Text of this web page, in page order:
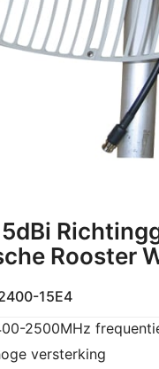
Rooster
15E4
2500MHz
versterking